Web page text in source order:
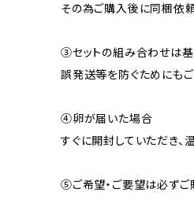
その為ご購入後に同梱依
③セットの組み合わせは基
誤発送等を防ぐためにも
④卵が届いた場合
すぐに開封していただき、
⑤ご希望・ご要望は必ずご